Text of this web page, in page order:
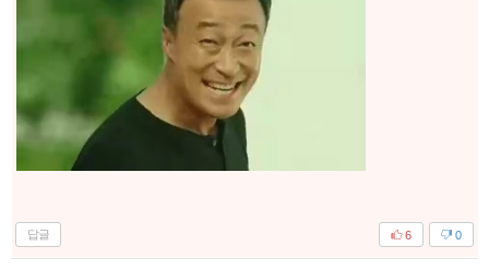
답글 0
6